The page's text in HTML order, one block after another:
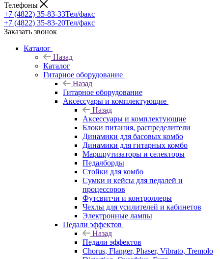
Телефоны
+7 (4822) 35-83-33Тел/факс
+7 (4822) 35-83-20Тел/факс
Заказать звонок
Каталог
Назад
Каталог
Гитарное оборудование
Назад
Гитарное оборудование
Аксессуары и комплектующие
Назад
Аксессуары и комплектующие
Блоки питания, распределители
Динамики для басовых комбо
Динамики для гитарных комбо
Маршрутизаторы и селекторы
Педалборды
Стойки для комбо
Сумки и кейсы для педалей и
процессоров
Футсвитчи и контроллеры
Чехлы для усилителей и кабинетов
Электронные лампы
Педали эффектов
Назад
Педали эффектов
Chorus, Flanger, Phaser, Vibrato, Tremolo